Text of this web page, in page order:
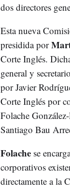
dos directores
Esta nueva
presidida por
Corte Inglés.
general y
por Javier
Corte Inglés por
Folache
Santiago Bau
Folache se
corporativos
directamente a la